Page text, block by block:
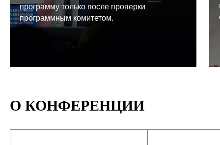
программу только после проверки
программным комитетом.
О КОНФЕРЕНЦИИ